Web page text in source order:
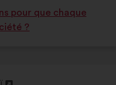
pour que chaque
?